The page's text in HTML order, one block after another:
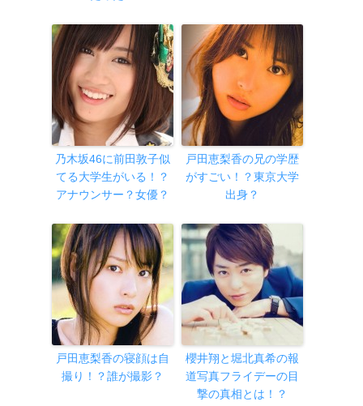
乃木坂46に前田敦子似
てる大学生がいる！？
アナウンサー？女優？
戸田恵梨香の兄の学歴
がすごい！？東京大学
出身？
戸田恵梨香の寝顔は自
撮り！？誰が撮影？
櫻井翔と堀北真希の報
道写真フライデーの目
撃の真相とは！？